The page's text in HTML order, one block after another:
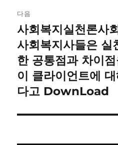
이
션
다음
다
음
글:
사회복지실천론사
사회복지사들은 실
한 공통점과 차이
이 클라이언트에
다고 DownLoad